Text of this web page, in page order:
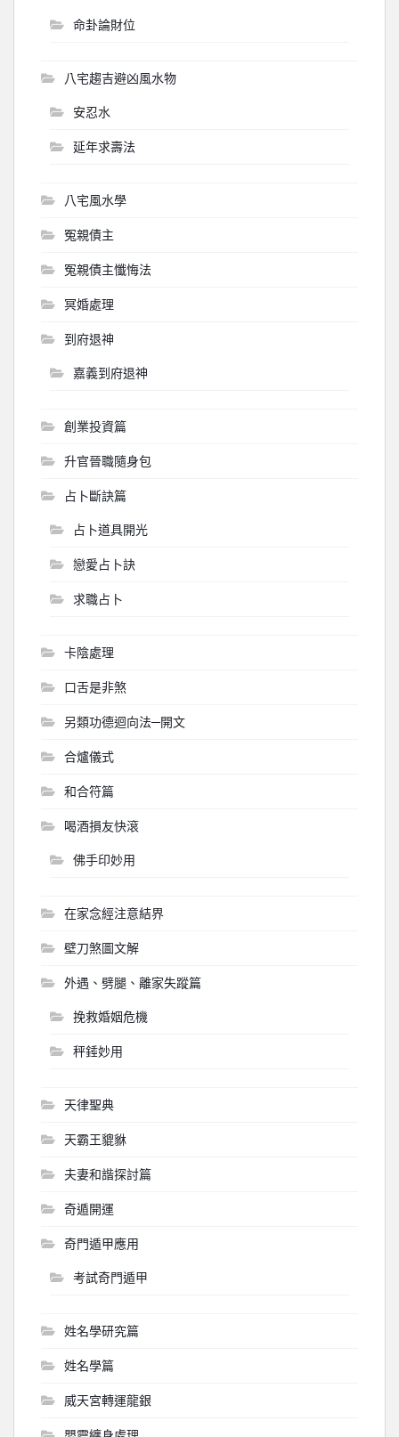
命卦論財位
八宅趨吉避凶風水物
安忍水
延年求壽法
八宅風水學
冤親債主
冤親債主懺悔法
冥婚處理
到府退神
嘉義到府退神
創業投資篇
升官晉職隨身包
占卜斷訣篇
占卜道具開光
戀愛占卜訣
求職占卜
卡陰處理
口舌是非煞
另類功德迴向法─開文
合爐儀式
和合符篇
喝酒損友快滾
佛手印妙用
在家念經注意結界
壁刀煞圖文解
外遇、劈腿、離家失蹤篇
挽救婚姻危機
秤錘妙用
天律聖典
天霸王貔貅
夫妻和諧探討篇
奇遁開運
奇門遁甲應用
考試奇門遁甲
姓名學研究篇
姓名學篇
威天宮轉運龍銀